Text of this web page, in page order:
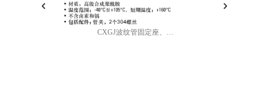
CXGJ波纹管固定座、管夹